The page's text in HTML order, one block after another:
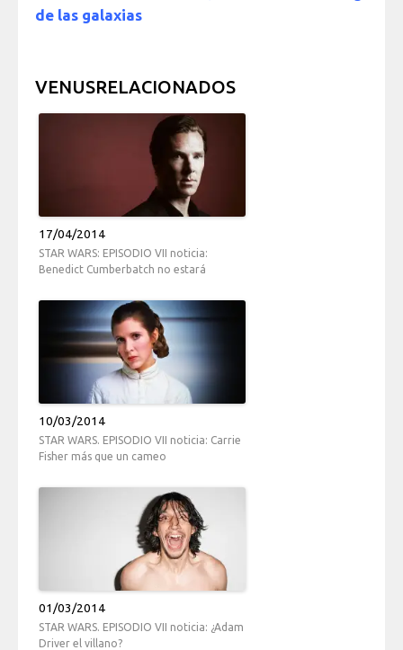
de las galaxias
VENUSRELACIONADOS
17/04/2014
STAR WARS: EPISODIO VII noticia:
Benedict Cumberbatch no estará
10/03/2014
STAR WARS. EPISODIO VII noticia: Carrie
Fisher más que un cameo
01/03/2014
STAR WARS. EPISODIO VII noticia: ¿Adam
Driver el villano?